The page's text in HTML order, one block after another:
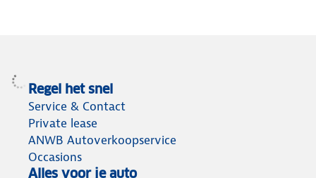
Regel het snel
Service & Contact
Private lease
ANWB Autoverkoopservice
Occasions
Alles voor je auto